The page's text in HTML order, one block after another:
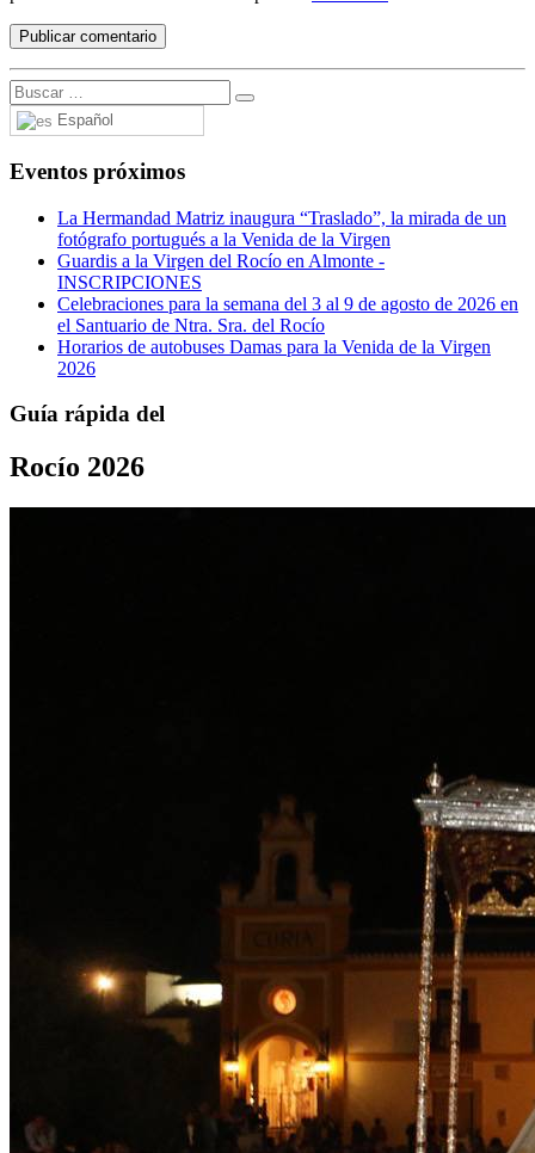
Español
Eventos próximos
La Hermandad Matriz inaugura “Traslado”, la mirada de un
fotógrafo portugués a la Venida de la Virgen
Guardis a la Virgen del Rocío en Almonte -
INSCRIPCIONES
Celebraciones para la semana del 3 al 9 de agosto de 2026 en
el Santuario de Ntra. Sra. del Rocío
Horarios de autobuses Damas para la Venida de la Virgen
2026
Guía rápida del
Rocío 2026